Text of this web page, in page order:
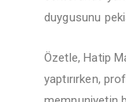
duygusunu
Özetle, Hatip
yaptırırken,